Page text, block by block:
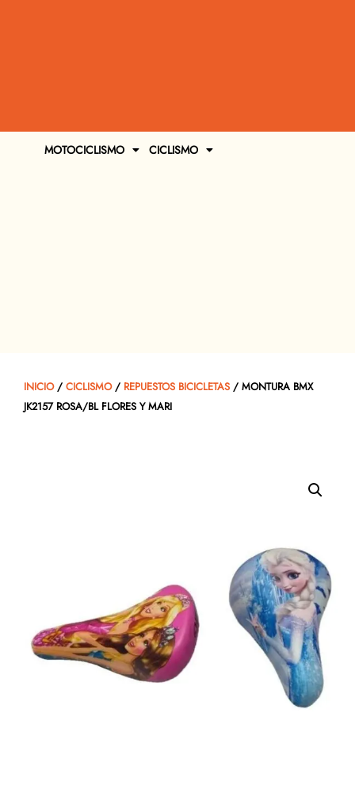
MOTOCICLISMO CICLISMO
INICIO/ CICLISMO/ REPUESTOS BICICLETAS / MONTURA BMX
JK2157 ROSA/BL FLORES Y MARI